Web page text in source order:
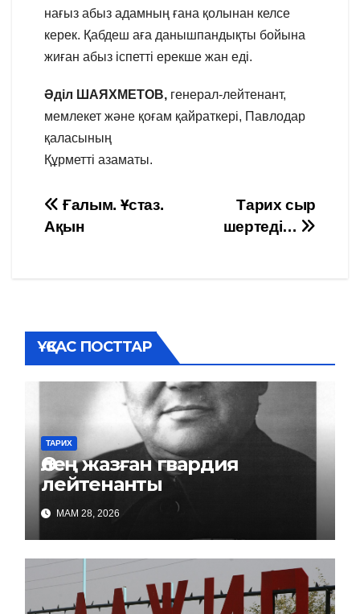
нағыз абыз адамның ғана қолынан келсе
керек. Қабдеш аға данышпандықты бойына
жиған абыз іспетті ерекше жан еді.
Әділ ШАЯХМЕТОВ, генерал-лейтенант,
мемлекет және қоғам қайраткері, Павлодар
қаласының
Құрметті азаматы.
Навигация
по
Тарих сыр
шертеді…
Ғалым. Ұстаз.
Ақын
ҰҚСАС ПОСТТАР
ТАРИХ
Өлең жазған гвардия
лейтенанты
МАМ 28, 2026